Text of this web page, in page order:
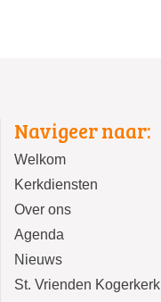
Navigeer naar:
Welkom
Kerkdiensten
Over ons
Agenda
Nieuws
St. Vrienden Kogerkerk